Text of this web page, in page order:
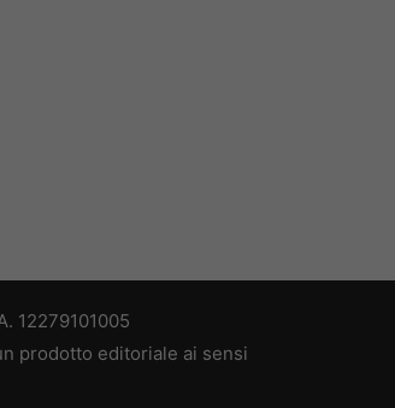
12279101005
prodotto editoriale ai sensi